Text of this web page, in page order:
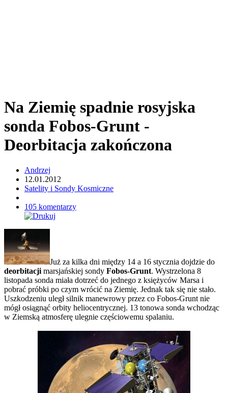
Na Ziemię spadnie rosyjska
sonda Fobos-Grunt -
Deorbitacja zakończona
Andrzej
12.01.2012
Satelity i Sondy Kosmiczne
105 komentarzy
Już za kilka dni między 14 a 16 stycznia dojdzie do
deorbitacji marsjańskiej sondy Fobos-Grunt. Wystrzelona 8
listopada sonda miała dotrzeć do jednego z księżyców Marsa i
pobrać próbki po czym wrócić na Ziemię. Jednak tak się nie stało.
Uszkodzeniu uległ silnik manewrowy przez co Fobos-Grunt nie
mógł osiągnąć orbity heliocentrycznej. 13 tonowa sonda wchodząc
w Ziemską atmosferę ulegnie częściowemu spalaniu.